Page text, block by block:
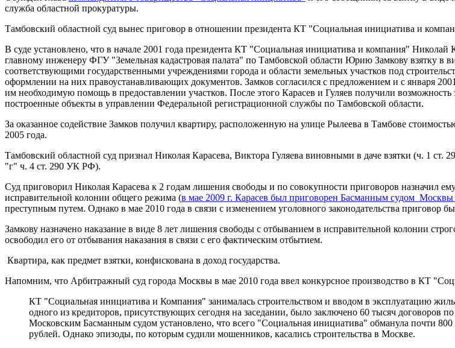
служба областной прокуратуры.
Тамбовский областной суд вынес приговор в отношении президента КТ "Социальная инициатива и
В суде установлено, что в начале 2001 года президента КТ "Социальная инициатива и компания"
главному инженеру ФГУ "Земельная кадастровая палата" по Тамбовской области Юрию Замкову взятку в
соответствующими государственными учреждениями города и области земельных участков под
оформлении на них правоустанавливающих документов. Замков согласился с предложением и с января
им необходимую помощь в предоставлении участков. После этого Карасев и Гуляев получили
построенные объекты в управлении Федеральной регистрационной службы по Тамбовской области.
За оказанное содействие Замков получил квартиру, расположенную на улице Рылеева в Тамбове
2005 года.
Тамбовский областной суд признал Николая Карасева, Виктора Гуляева виновными в даче взятки (ч. 1
"г" ч. 4 ст. 290 УК РФ).
Суд приговорил Николая Карасева к 2 годам лишения свободы и по совокупности приговоров назначил
исправительной колонии общего режима (в мае 2009 г. Карасев был приговорен Басманным судом
преступным путем. Однако в мае 2010 года в связи с изменением уголовного законодательства приговор
Замкову назначено наказание в виде 8 лет лишения свободы с отбыванием в исправительной колонии
освободил его от отбывания наказания в связи с его фактическим отбытием.
Квартира, как предмет взятки, конфискована в доход государства.
Напомним, что Арбитражный суд города Москвы в мае 2010 года ввел конкурсное производство в КТ
КТ "Социальная инициатива и Компания" занималась строительством и вводом в эксплуатацию
одного из кредиторов, присутствующих сегодня на заседании, было заключено 60 тысяч договоров
Московским Басманным судом установлено, что всего "Социальная инициатива" обманула почти
рублей. Однако эпизоды, по которым судили мошенников, касались строительства в Москве.